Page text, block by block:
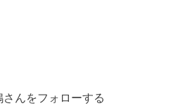
さんをフォローする